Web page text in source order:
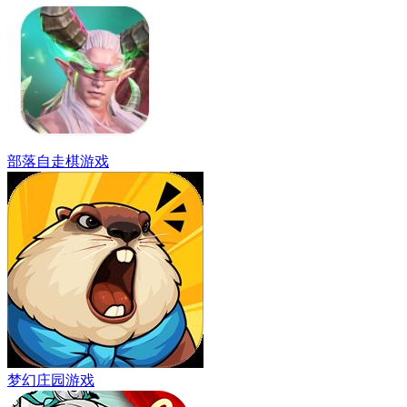
部落自走棋游戏
梦幻庄园游戏